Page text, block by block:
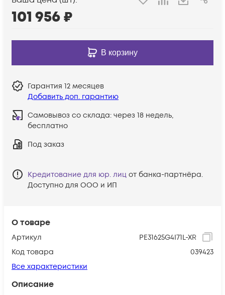
О товаре
Артикул
PE31625G4I71L-XR
Код товара
039423
Все характеристики
Описание
101 956₽
В корзину
Гарантия 12 месяцев
Добавить доп. гарантию
Самовывоз со склада: через 18 недель,
бесплатно
Под заказ
Кредитование для юр. лиц от банка-партнёра.
Доступно для ООО и ИП